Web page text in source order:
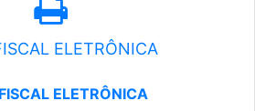
ELETRÔNICA
ELETRÔNICA